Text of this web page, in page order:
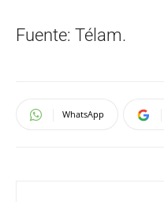
Fuente: Télam.
WhatsApp